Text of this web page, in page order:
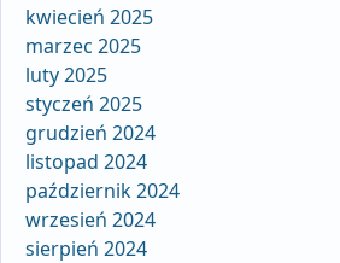
kwiecień 2025
marzec 2025
luty 2025
styczeń 2025
grudzień 2024
listopad 2024
październik 2024
wrzesień 2024
sierpień 2024